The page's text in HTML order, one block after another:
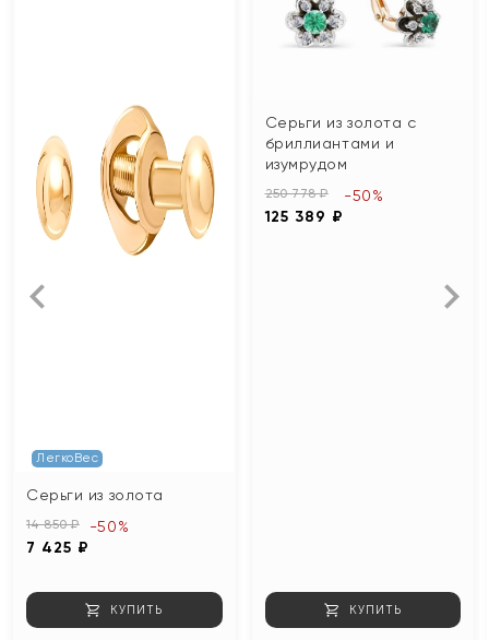
ЛегкоВес
Серьги из золота
14 850 ₽
7 425 ₽
-50%
КУПИТЬ
Серьги из золота с
бриллиантами и
изумрудом
250 778 ₽
125 389 ₽
-50%
КУПИТЬ